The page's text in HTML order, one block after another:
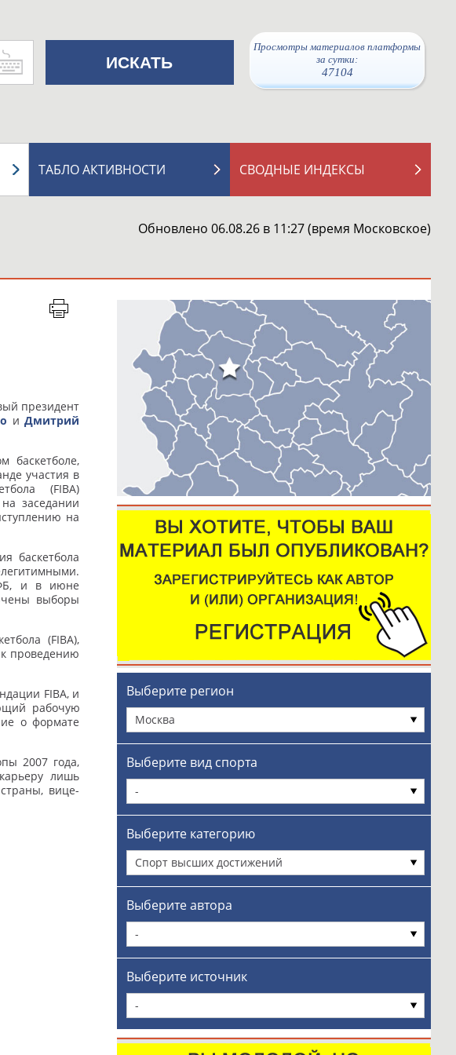
Просмотры материалов платформы
за сутки:
47104
СВОДНЫЕ ИНДЕКСЫ
ТАБЛО АКТИВНОСТИ
Обновлено 06.08.26 в 11:27 (время Московское)
президент
иДмитрий
баскетболе,
участия в
(FIBA)
заседании
на
баскетбола
и в июне
выборы
(FIBA),
проведению
FIBA, и
рабочую
о формате
2007 года,
лишь
вице-
Выберите регион
Москва
Выберите вид спорта
-
Выберите категорию
Спорт высших достижений
Выберите автора
-
Выберите источник
-